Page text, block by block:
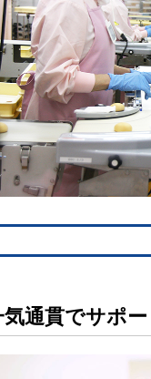
通貫でサポ